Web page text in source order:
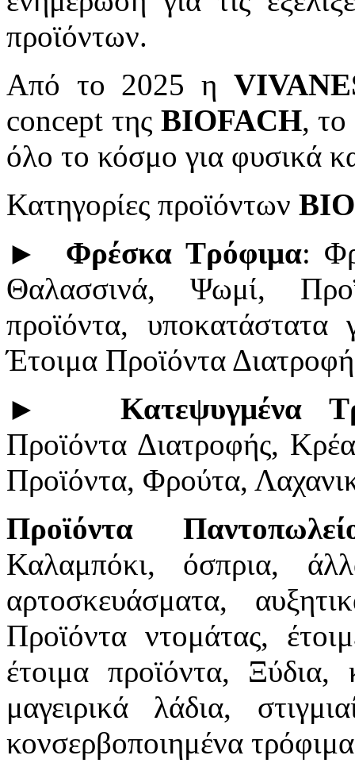
προϊόντων.
Από το 2025 η
concept της BIOFACH, το
όλο το κόσμο για φυσικά
Κατηγορίες προϊόντων
► Φρέσκα Τρόφιμα:
Θαλασσινά, Ψωμί,
προϊόντα, υποκατάστατα
Έτοιμα Προϊόντα
► Κατεψυγμένα
Προϊόντα Διατροφής,
Προϊόντα, Φρούτα,
Προϊόντα
Καλαμπόκι, όσπρια,
αρτοσκευάσματα,
Προϊόντα ντομάτας,
έτοιμα προϊόντα,
μαγειρικά λάδια,
κονσερβοποιημένα